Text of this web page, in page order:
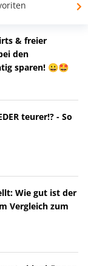
& freier
den
sparen! 😀🤩
teurer!? - So
Wie gut ist der
Vergleich zum